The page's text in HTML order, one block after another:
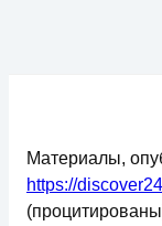
Материалы,
https://